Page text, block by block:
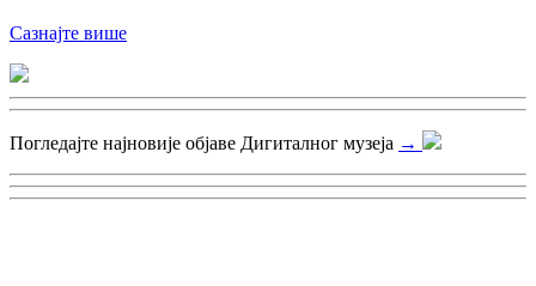
Сазнајте више
Погледајте најновије објаве Дигиталног музеја →